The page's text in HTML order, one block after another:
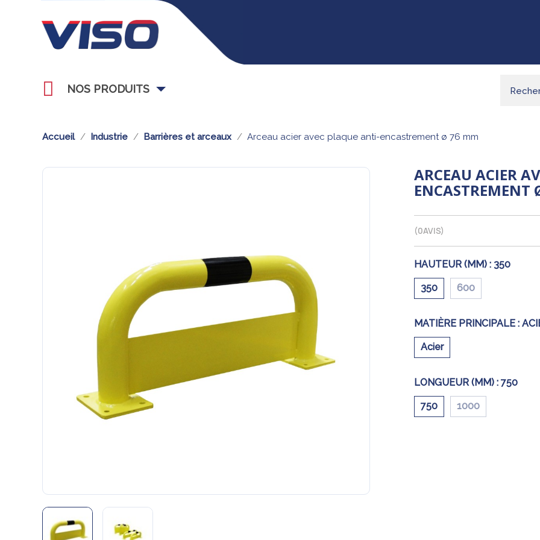
NOS PRODUITS
Accueil Industrie Barrières et arceaux Arceau acier avec plaque anti-encastrement ø 76 mm
ARCEAU ACIER
(0AVIS)
HAUTEUR (MM) : 350
350 600
MATIÈRE PRINCIPALE :
Acier
LONGUEUR (MM) : 750
750 1000